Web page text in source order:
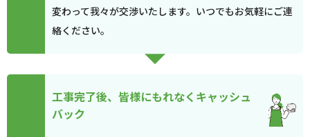
変わって我々が交渉いたします。いつでもお気軽にご連
絡ください。
工事完了後、皆様にもれなくキャッシュ
バック